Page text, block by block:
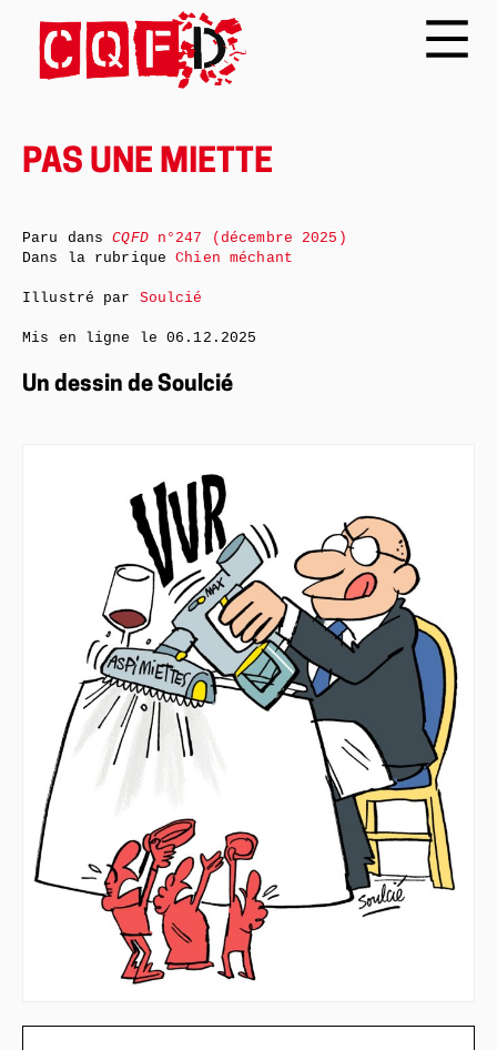
PAS UNE MIETTE
Un dessin de Soulcié
Paru dansCQFDn°247 (décembre 2025)
Dans la rubriqueChien méchant
Illustré par Soulcié
Mis en ligne le06.12.2025